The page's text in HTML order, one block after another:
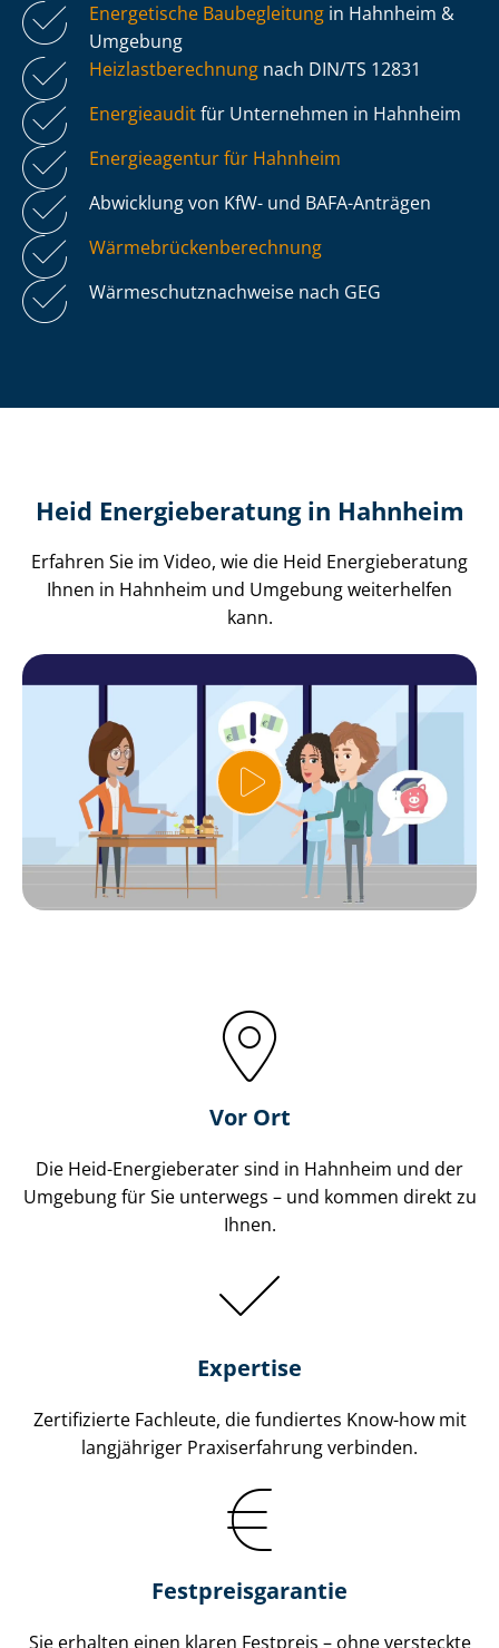
Energetische Baubegleitung in Hahnheim &
Umgebung
Heiz­last­be­rech­nung nach DIN/TS 12831
Energieauditfür Unternehmen in Hahnheim
Energieagentur für Hahnheim
Abwicklung von KfW- und BAFA-Anträgen
Wär­me­brü­cken­be­rech­nung
Wär­me­schutz­nach­wei­se nach GEG
Heid Energieberatung in Hahnheim
Erfahren Sie im Video, wie die Heid Energieberatung
Ihnen in Hahnheim und Umgebung weiterhelfen
kann.
Vor Ort
Die Heid-Energieberater sind in Hahnheim und der
Umgebung für Sie unterwegs – und kommen direkt zu
Ihnen.
Expertise
Zertifizierte Fachleute, die fundiertes Know-how mit
langjähriger Praxiserfahrung verbinden.
Fest­preis­ga­ran­tie
Sie erhalten einen klaren Festpreis – ohne versteckte